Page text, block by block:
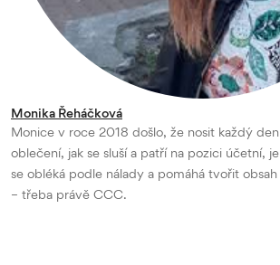
Monika Řeháčková
Monice v roce 2018 došlo, že nosit každý
oblečení, jak se sluší a patří na pozici účetní,
se obléká podle nálady a pomáhá tvořit
– třeba právě CCC.